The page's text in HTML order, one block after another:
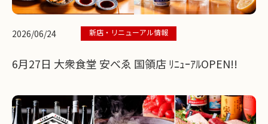
2026/06/24 新店・リニューアル情報
6月27日 大衆食堂 安べゑ 国領店 ﾘﾆｭｰｱﾙOPEN!!